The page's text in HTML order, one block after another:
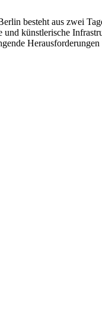
besteht aus zwei
künstlerische